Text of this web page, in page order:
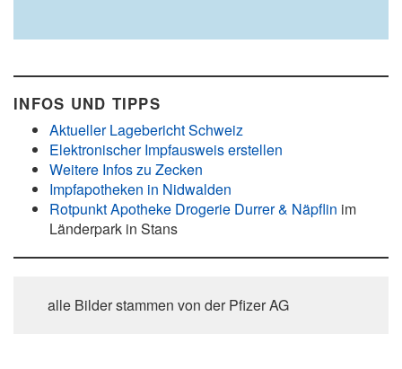
INFOS UND TIPPS
Aktueller Lagebericht Schweiz
Elektronischer Impfausweis erstellen
Weitere Infos zu Zecken
Impfapotheken in Nidwalden
Rotpunkt Apotheke Drogerie Durrer & Näpflin im
Länderpark in Stans
alle Bilder stammen von der Pfizer AG